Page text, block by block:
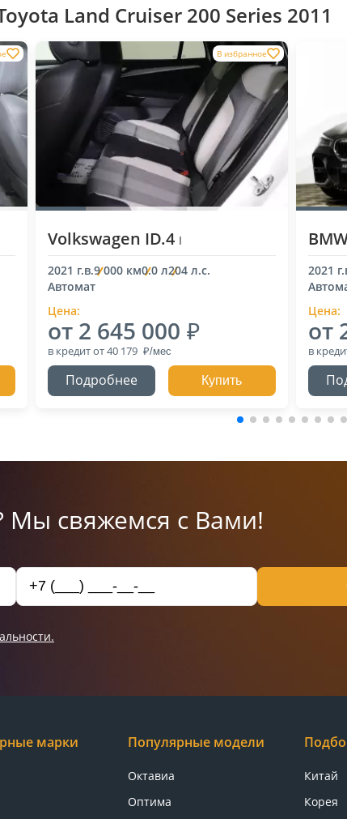
Land Cruiser 200 Series 2011
В избранное
Volkswagen ID.4 I
2021 г.в.9 000 км0.0 л204 л.с.
Автомат
Цена:
от 2 645 000
в кредитот 40 179
Подробнее Купить
2021
Цена:
от
в
Мы свяжемся с Вами!
марки Популярные модели
Октавиа
Оптима
Китай
Корея